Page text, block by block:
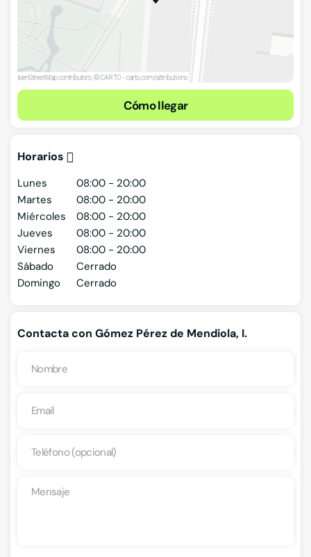
Cómo llegar
Horarios
Lunes
08:00 - 20:00
Martes
08:00 - 20:00
Miércoles
08:00 - 20:00
Jueves
08:00 - 20:00
Viernes
08:00 - 20:00
Sábado
Cerrado
Domingo
Cerrado
Contacta con Gómez Pérez de Mendiola, I.